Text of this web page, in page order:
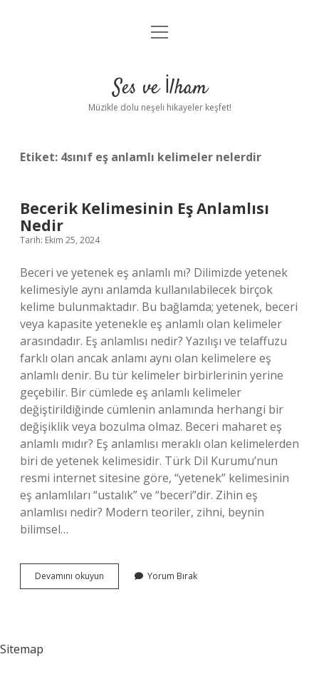
Anasayfa
Yasal Uyarı
menüyü
Ses ve İlham
Müzikle dolu neşeli hikayeler keşfet!
Etiket: 4sınıf eş anlamlı kelimeler nelerdir
Becerik Kelimesinin Eş Anlamlısı
Nedir
Tarih: Ekim 25, 2024
Beceri ve yetenek eş anlamlı mı? Dilimizde yetenek
kelimesiyle aynı anlamda kullanılabilecek birçok
kelime bulunmaktadır. Bu bağlamda; yetenek, beceri
veya kapasite yetenekle eş anlamlı olan kelimeler
arasındadır. Eş anlamlısı nedir? Yazılışı ve telaffuzu
farklı olan ancak anlamı aynı olan kelimelere eş
anlamlı denir. Bu tür kelimeler birbirlerinin yerine
geçebilir. Bir cümlede eş anlamlı kelimeler
değiştirildiğinde cümlenin anlamında herhangi bir
değişiklik veya bozulma olmaz. Beceri maharet eş
anlamlı mıdır? Eş anlamlısı meraklı olan kelimelerden
biri de yetenek kelimesidir. Türk Dil Kurumu’nun
resmi internet sitesine göre, “yetenek” kelimesinin
eş anlamlıları “ustalık” ve “beceri”dir. Zihin eş
anlamlısı nedir? Modern teoriler, zihni, beynin
bilimsel…
Devamını okuyun
Kelimesinin
Yorum Bırak
Sitemap